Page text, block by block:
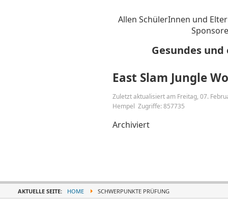
Allen SchülerInnen und
Gesundes
East Slam Jungle
Zuletzt aktualisiert am Freitag, 07.
Hempel Zugriffe: 857735
Archiviert
AKTUELLE SEITE: HOME SCHWERPUNKTE PRÜFUNG